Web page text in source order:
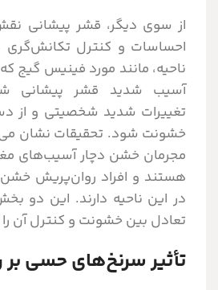
از سوی دیگر، قشر پیشانی
احساسات و کنترل تکانش‌گری
آسیب شدید قشر پیشانی
تغییرات شدید شخصیتی و از
خشونت شود. تحقیقات نشان
مجرمان خشن دچار آسیب‌های
هستند و افراد روان‌پریش خشن
در این ناحیه دارند. این دو
تعادل بین خشونت و کنترل آن
تأثیر سرنخ‌های حسی بر